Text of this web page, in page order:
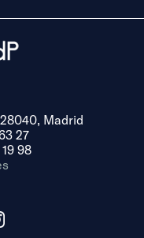
Madrid
27
98